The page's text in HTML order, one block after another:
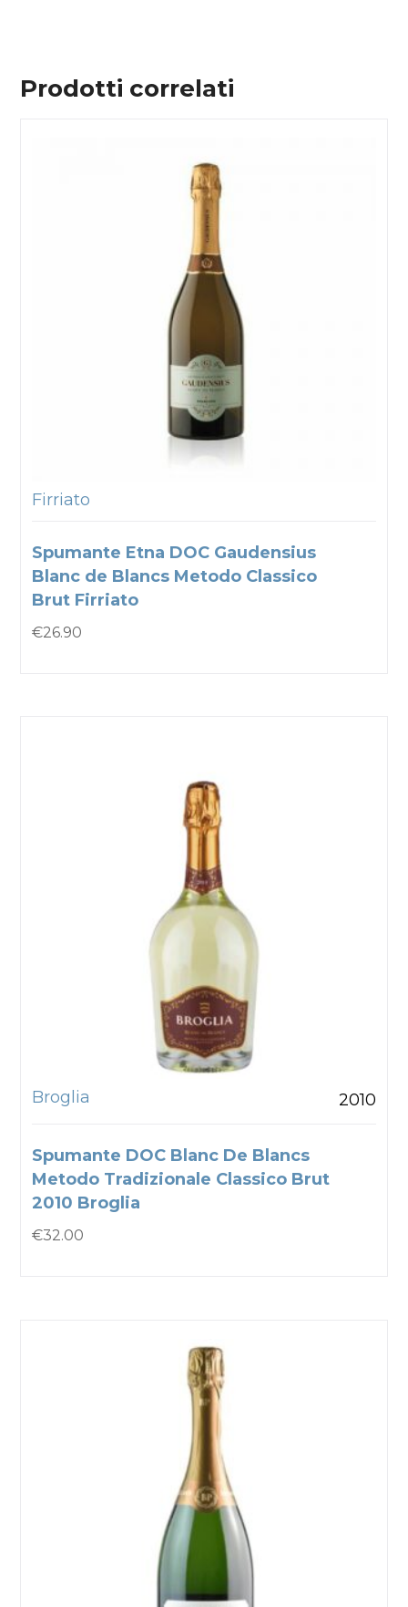
Prodotti correlati
Firriato
Spumante Etna DOC Gaudensius
Blanc de Blancs Metodo Classico
Brut Firriato
€26.90
Broglia 2010
Spumante DOC Blanc De Blancs
Metodo Tradizionale Classico Brut
2010 Broglia
€32.00